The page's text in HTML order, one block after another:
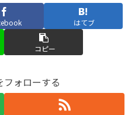
はてブ
コピー
フォローする